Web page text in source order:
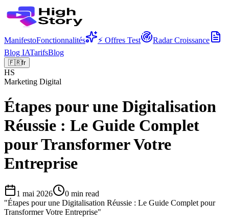
ManifestoFonctionnalités ⚡ Offres Test
Radar Croissance
Blog IATarifsBlog
🇫🇷fr
HS
Marketing Digital
Étapes pour une Digitalisation
Réussie : Le Guide Complet
pour Transformer Votre
Entreprise
1 mai 2026 0 min read
"Étapes pour une Digitalisation Réussie : Le Guide Complet pour
Transformer Votre Entreprise"